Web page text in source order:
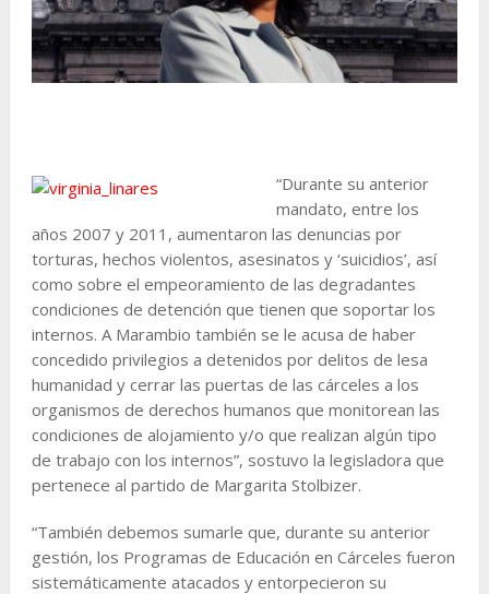
“Durante su anterior
mandato, entre los
años 2007 y 2011, aumentaron las denuncias por
torturas, hechos violentos, asesinatos y ‘suicidios’, así
como sobre el empeoramiento de las degradantes
condiciones de detención que tienen que soportar los
internos. A Marambio también se le acusa de haber
concedido privilegios a detenidos por delitos de lesa
humanidad y cerrar las puertas de las cárceles a los
organismos de derechos humanos que monitorean las
condiciones de alojamiento y/o que realizan algún tipo
de trabajo con los internos”, sostuvo la legisladora que
pertenece al partido de Margarita Stolbizer.
“También debemos sumarle que, durante su anterior
gestión, los Programas de Educación en Cárceles fueron
sistemáticamente atacados y entorpecieron su